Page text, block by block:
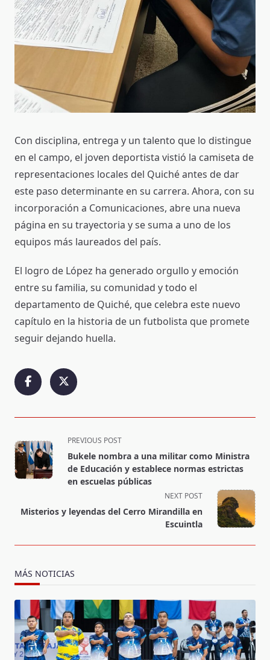
Con disciplina, entrega y un talento que lo distingue
en el campo, el joven deportista vistió la camiseta de
representaciones locales del Quiché antes de dar
este paso determinante en su carrera. Ahora, con su
incorporación a Comunicaciones, abre una nueva
página en su trayectoria y se suma a uno de los
equipos más laureados del país.
El logro de López ha generado orgullo y emoción
entre su familia, su comunidad y todo el
departamento de Quiché, que celebra este nuevo
capítulo en la historia de un futbolista que promete
seguir dejando huella.
<span
class="nav-
subtitle
screen-
text">Page</span>
PREVIOUS POST
Bukele nombra a una militar como Ministra
de Educación y establece normas estrictas
en escuelas públicas
NEXT POST
Misterios y leyendas del Cerro Mirandilla en
Escuintla
MÁS NOTICIAS